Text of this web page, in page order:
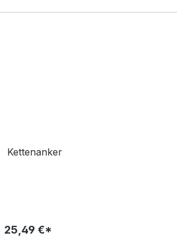
Kettenanker
25,49 €*